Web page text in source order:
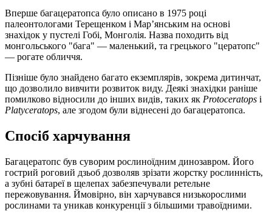
Вперше багацератопса було описано в 1975 році
палеонтологами Терещенком і Мар’янським на основі
знахідок у пустелі Гобі, Монголія. Назва походить від
монгольського "бага" — маленький, та грецького "цератопс"
— рогате обличчя.
Пізніше було знайдено багато екземплярів, зокрема дитинчат,
що дозволило вивчити розвиток виду. Деякі знахідки раніше
помилково відносили до інших видів, таких як Protoceratops і
Platyceratops, але згодом були віднесені до багацератопса.
Спосіб харчування
Багацератопс був суворим рослиноїдним динозавром. Його
гострий роговий дзьоб дозволяв зрізати жорстку рослинність,
а зубні батареї в щелепах забезпечували ретельне
пережовування. Ймовірно, він харчувався низькорослими
рослинами та уникав конкуренції з більшими травоїдними.